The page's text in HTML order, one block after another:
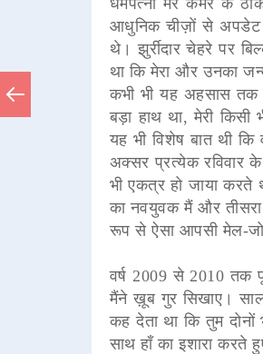
आधुनिक चीज़ों से अपडेट
थे। झुर्रीदार चेहरे पर
था कि मेरा और उनका
कभी भी यह अहसास तक
बड़ा हाथ था, मेरी
यह भी विशेष बात थी कि
अक्सर प्रत्येक रविवार
भी एकत्र हो जाया करते
का नवयुवक मैं और तीसरा
रूप से ऐसा आपसी मेल-
वर्ष 2009 से 2010 तक
मैंने ख़ूब गुर सिखाए।
कह देता था कि तुम
साथ हाँ का इशारा करते